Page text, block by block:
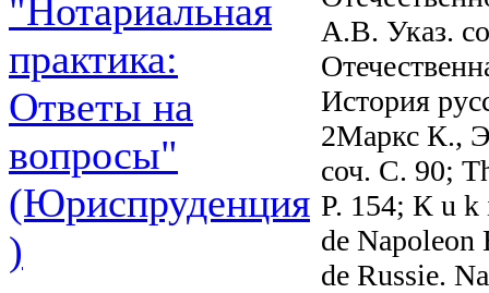
"Нотариальная
практика:
Ответы на
вопросы"
(Юриспруденция
)
A.B. Указ.
История
2Маркс К.,
соч. С. 90;
Р. 154; К u k
de Napoleon
de Russie.